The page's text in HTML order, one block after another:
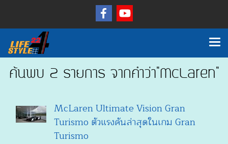
ค้นพบ 2 รายการ จากคำว่า"McLaren"
McLaren Ultimate Vision Gran
Turismo ตัวแรงคันล่าสุดในเกม Gran
Turismo